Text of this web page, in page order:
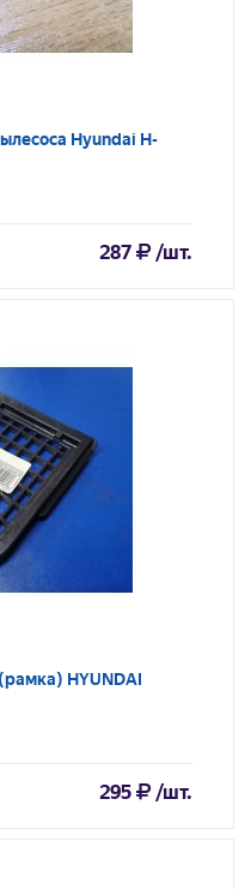
Hyundai H-
287 /шт.
HYUNDAI
295 /шт.